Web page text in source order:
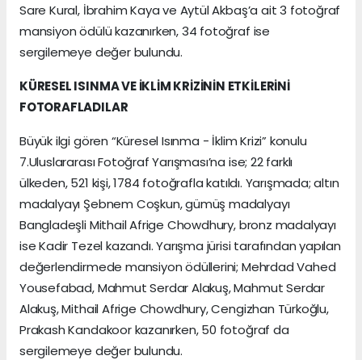
Sare Kural, İbrahim Kaya ve Aytül Akbaş’a ait 3 fotoğraf
mansiyon ödülü kazanırken, 34 fotoğraf ise
sergilemeye değer bulundu.
KÜRESEL ISINMA VE İKLİM KRİZİNİN ETKİLERİNİ
FOTORAFLADILAR
Büyük ilgi gören “Küresel Isınma - İklim Krizi” konulu
7.Uluslararası Fotoğraf Yarışması’na ise; 22 farklı
ülkeden, 521 kişi, 1784 fotoğrafla katıldı. Yarışmada; altın
madalyayı Şebnem Coşkun, gümüş madalyayı
Bangladeşli Mithail Afrige Chowdhury, bronz madalyayı
ise Kadir Tezel kazandı. Yarışma jürisi tarafından yapılan
değerlendirmede mansiyon ödüllerini; Mehrdad Vahed
Yousefabad, Mahmut Serdar Alakuş, Mahmut Serdar
Alakuş, Mithail Afrige Chowdhury, Cengizhan Türkoğlu,
Prakash Kandakoor kazanırken, 50 fotoğraf da
sergilemeye değer bulundu.